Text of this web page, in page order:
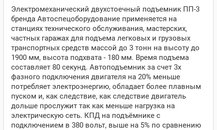
Электромеханический двухстоечный подъемник ПП-3
бренда Автоспецоборудование применяется на
станциях технического обслуживания, мастерских,
частных гаражах для подъема легковых и грузовых
транспортных средств массой до 3 тонн на высоту до
1900 мм, высота подхвата - 180 мм. Время подъема
составляет 80 секунд. Автоподъемник за счет 3х
фазного подключения двигателя на 20% меньше
потребляет электроэнергию, обладает более плавным
пуском и, как следствие, как следствие двигатель
дольше прослужит так как меньше нагрузка на
электрическую сеть. КПД на подъёмнике с
подключением в 380 вольт, выше на 5% по сравнению